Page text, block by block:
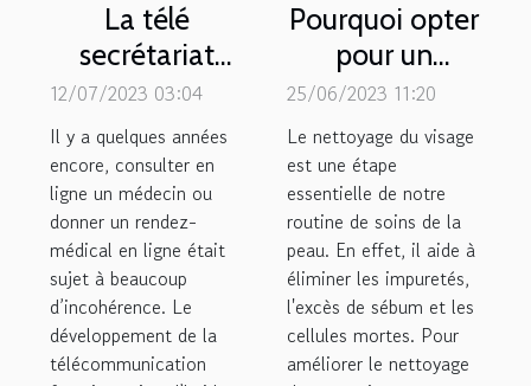
La télé
secrétariat
médical pour
une
Télémédecine
efficace
12/07/2023 03:04
Il y a quelques années
encore, consulter en
ligne un médecin ou
donner un rendez-
médical en ligne était
sujet à beaucoup
d’incohérence. Le
développement de la
télécommunication
Pourquoi opter
pour un
appareil de
nettoyage du
visage ?
25/06/2023 11:20
Le nettoyage du visage
est une étape
essentielle de notre
routine de soins de la
peau. En effet, il aide à
éliminer les impuretés,
l'excès de sébum et les
cellules mortes. Pour
améliorer le nettoyage